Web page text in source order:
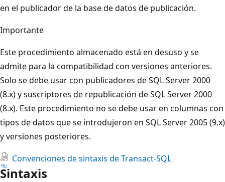
en el publicador de la base de datos de publicación.
Importante
Este procedimiento almacenado está en desuso y se
admite para la compatibilidad con versiones anteriores.
Solo se debe usar con publicadores de SQL Server 2000
(8.x) y suscriptores de republicación de SQL Server 2000
(8.x). Este procedimiento no se debe usar en columnas con
tipos de datos que se introdujeron en SQL Server 2005 (9.x)
y versiones posteriores.
Convenciones de sintaxis de Transact-SQL
Sintaxis